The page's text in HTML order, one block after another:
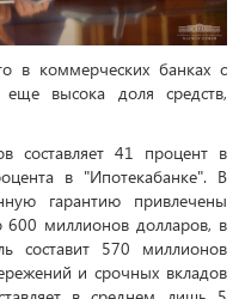
в коммерческих банках с
еще высока доля средств,
составляет 41 процент в
в "Ипотекабанке". В
гарантию привлечены
миллионов долларов, в
составит 570 миллионов
и срочных вкладов